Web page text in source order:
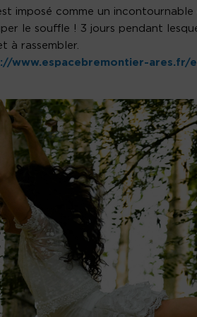
imposé comme un
le souffle ! 3 jours pendant
à rassembler.
www.espacebremontier-